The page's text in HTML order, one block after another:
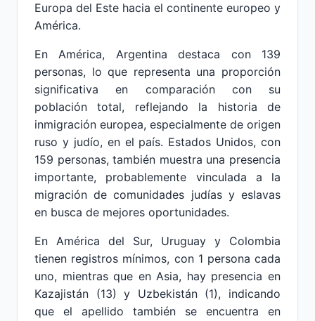
Europa del Este hacia el continente europeo y
América.
En América, Argentina destaca con 139
personas, lo que representa una proporción
significativa en comparación con su
población total, reflejando la historia de
inmigración europea, especialmente de origen
ruso y judío, en el país. Estados Unidos, con
159 personas, también muestra una presencia
importante, probablemente vinculada a la
migración de comunidades judías y eslavas
en busca de mejores oportunidades.
En América del Sur, Uruguay y Colombia
tienen registros mínimos, con 1 persona cada
uno, mientras que en Asia, hay presencia en
Kazajistán (13) y Uzbekistán (1), indicando
que el apellido también se encuentra en